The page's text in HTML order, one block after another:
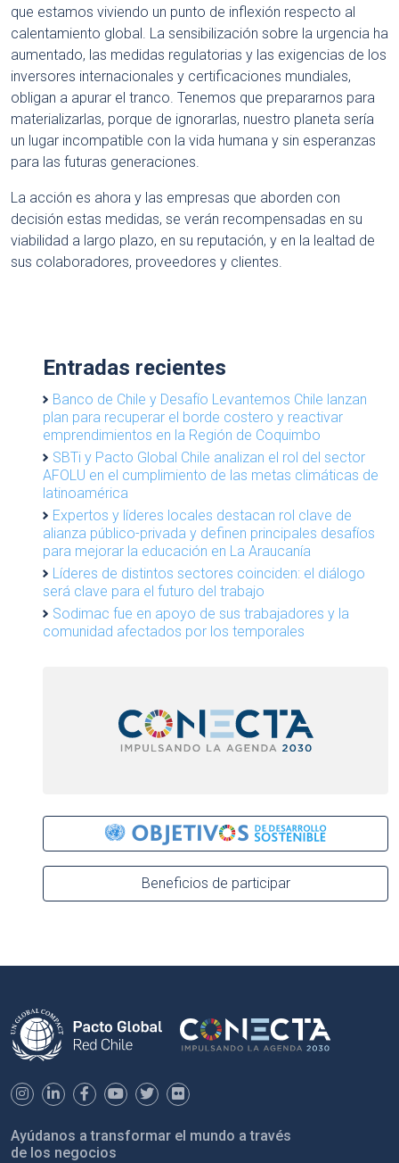
que estamos viviendo un punto de inflexión respecto al
calentamiento global. La sensibilización sobre la urgencia ha
aumentado, las medidas regulatorias y las exigencias de los
inversores internacionales y certificaciones mundiales,
obligan a apurar el tranco. Tenemos que prepararnos para
materializarlas, porque de ignorarlas, nuestro planeta sería
un lugar incompatible con la vida humana y sin esperanzas
para las futuras generaciones.
La acción es ahora y las empresas que aborden con
decisión estas medidas, se verán recompensadas en su
viabilidad a largo plazo, en su reputación, y en la lealtad de
sus colaboradores, proveedores y clientes.
Entradas recientes
Banco de Chile y Desafío Levantemos Chile lanzan
plan para recuperar el borde costero y reactivar
emprendimientos en la Región de Coquimbo
SBTi y Pacto Global Chile analizan el rol del sector
AFOLU en el cumplimiento de las metas climáticas de
latinoamérica
Expertos y líderes locales destacan rol clave de
alianza público-privada y definen principales desafíos
para mejorar la educación en La Araucanía
Líderes de distintos sectores coinciden: el diálogo
será clave para el futuro del trabajo
Sodimac fue en apoyo de sus trabajadores y la
comunidad afectados por los temporales
Beneficios de participar
Ayúdanos a transformar el mundo a través
de los negocios